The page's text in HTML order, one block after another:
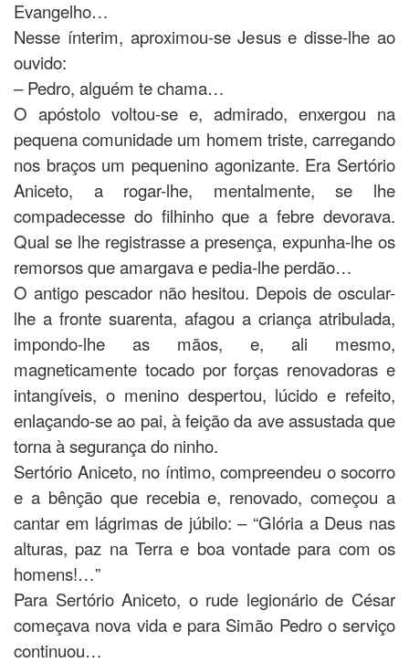
Evangelho…
Nesse ínterim, aproximou-se Jesus e disse-lhe ao
ouvido:
– Pedro, alguém te chama…
O apóstolo voltou-se e, admirado, enxergou na
pequena comunidade um homem triste, carregando
nos braços um pequenino agonizante. Era Sertório
Aniceto, a rogar-lhe, mentalmente, se lhe
compadecesse do filhinho que a febre devorava.
Qual se lhe registrasse a presença, expunha-lhe os
remorsos que amargava e pedia-lhe perdão…
O antigo pescador não hesitou. Depois de oscular-
lhe a fronte suarenta, afagou a criança atribulada,
impondo-lhe as mãos, e, ali mesmo,
magneticamente tocado por forças renovadoras e
intangíveis, o menino despertou, lúcido e refeito,
enlaçando-se ao pai, à feição da ave assustada que
torna à segurança do ninho.
Sertório Aniceto, no íntimo, compreendeu o socorro
e a bênção que recebia e, renovado, começou a
cantar em lágrimas de júbilo: – “Glória a Deus nas
alturas, paz na Terra e boa vontade para com os
homens!…”
Para Sertório Aniceto, o rude legionário de César
começava nova vida e para Simão Pedro o serviço
continuou…